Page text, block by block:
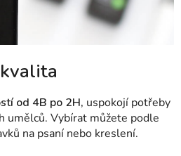
od 4B po 2H, uspokojí potřeby
umělců. Vybírat můžete podle
na psaní nebo kreslení.